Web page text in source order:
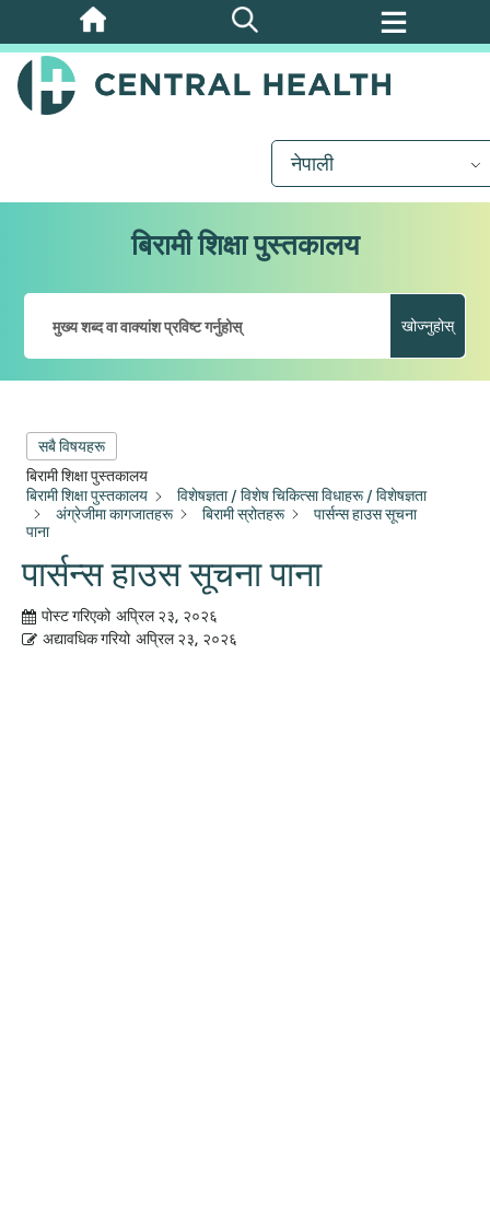
मुख्य
सामग्रीमा
जानुहोस्
नेपाली
बिरामी शिक्षा पुस्तकालय
खोज्नुहोस्
सबै विषयहरू
बिरामी शिक्षा पुस्तकालय
बिरामी शिक्षा पुस्तकालय
विशेषज्ञता / विशेष चिकित्सा विधाहरू / विशेषज्ञता
अंग्रेजीमा कागजातहरू
बिरामी स्रोतहरू
पार्सन्स हाउस सूचना
पाना
पार्सन्स हाउस सूचना पाना
पोस्ट गरिएको अप्रिल २३, २०२६
अद्यावधिक गरियो अप्रिल २३, २०२६